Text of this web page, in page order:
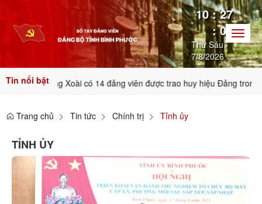
10 : 27
: 02
Thứ Sáu,
7/8/2026
Toggle
Tin nổi bật
Đồng Xoài có 14 đảng viên được trao huy hiệu Đảng trong dịp kỷ
Trang chủ Tin tức Chính trị Tỉnh ủy
TỈNH ỦY